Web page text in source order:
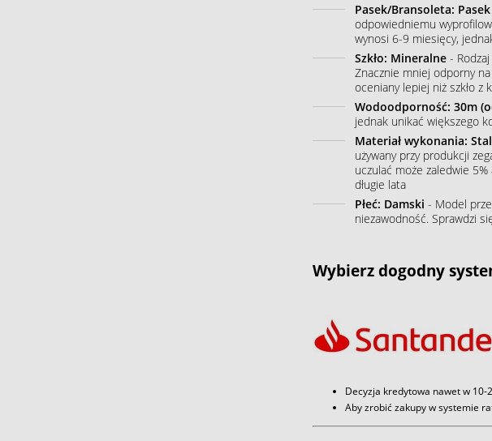
Pasek/Bransoleta:
odpowiedniemu
wynosi 6-9 miesięcy,
Szkło: Mineralne- Rodzaj
Znacznie mniej odporny
oceniany lepiej niż szkło z
Wodoodporność: 30m
jednak unikać większego
Materiał wykonania:
używany przy produkcji
uczulać może zaledwie
długie lata
Płeć: Damski - Model
niezawodność. Sprawdzi
Wybierz dogodny
Decyzja kredytowa nawet w 10-
Aby zrobić zakupy w systemie